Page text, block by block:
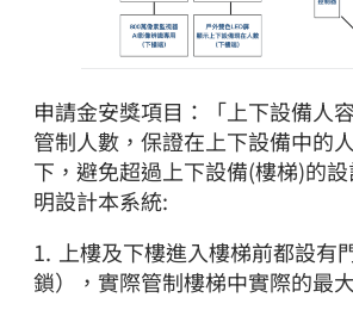
申請金安獎項目：「上下設備人
管制人數，保證在上下設備中的
下，避免超過上下設備(樓梯)的
明設計本系統:
1. 上樓及下樓進入樓梯前都設有
鎖），實際管制樓梯中實際的最